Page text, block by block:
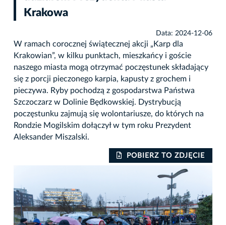
Krakowa
Data: 2024-12-06
W ramach corocznej świątecznej akcji „Karp dla
Krakowian”, w kilku punktach, mieszkańcy i goście
naszego miasta mogą otrzymać poczęstunek składający
się z porcji pieczonego karpia, kapusty z grochem i
pieczywa. Ryby pochodzą z gospodarstwa Państwa
Szczoczarz w Dolinie Będkowskiej. Dystrybucją
poczęstunku zajmują się wolontariusze, do których na
Rondzie Mogilskim dołączył w tym roku Prezydent
Aleksander Miszalski.
POBIERZ TO ZDJĘCIE